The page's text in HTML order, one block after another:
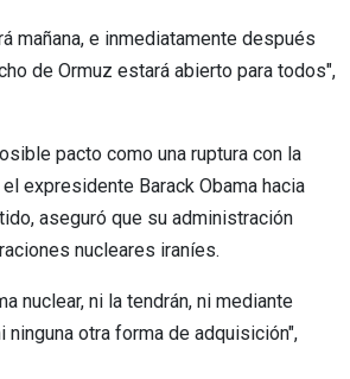
mañana, e inmediatamente después
de Ormuz estará abierto para todos",
pacto como una ruptura con la
expresidente Barack Obama hacia
aseguró que su administración
nucleares iraníes.
nuclear, ni la tendrán, ni mediante
ninguna otra forma de adquisición",